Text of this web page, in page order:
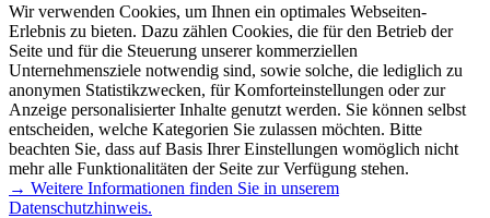
Wir verwenden Cookies, um Ihnen ein optimales Webseiten-
Erlebnis zu bieten. Dazu zählen Cookies, die für den Betrieb der
Seite und für die Steuerung unserer kommerziellen
Unternehmensziele notwendig sind, sowie solche, die lediglich zu
anonymen Statistikzwecken, für Komforteinstellungen oder zur
Anzeige personalisierter Inhalte genutzt werden. Sie können selbst
entscheiden, welche Kategorien Sie zulassen möchten. Bitte
beachten Sie, dass auf Basis Ihrer Einstellungen womöglich nicht
mehr alle Funktionalitäten der Seite zur Verfügung stehen.
→ Weitere Informationen finden Sie in unserem
Datenschutzhinweis.